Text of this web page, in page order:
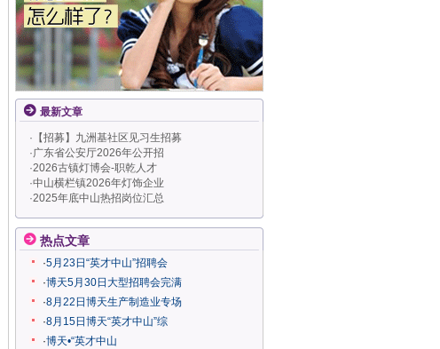
最新文章
· 【招募】九洲基社区见习生招募
·广东省公安厅2026年公开招
·2026古镇灯博会-职乾人才
·中山横栏镇2026年灯饰企业
·2025年底中山热招岗位汇总
热点文章
·5月23日“英才中山”招聘会
·博天5月30日大型招聘会完满
·8月22日博天生产制造业专场
·8月15日博天“英才中山”综
·博天•“英才中山